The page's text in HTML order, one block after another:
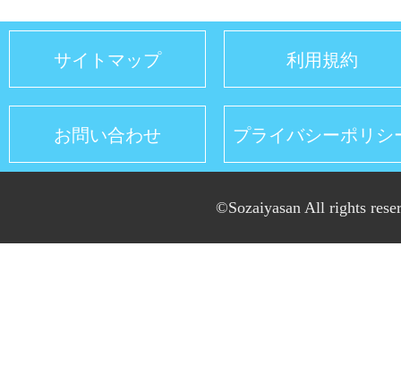
サイトマップ 利用規約
お問い合わせ プライバシーポリシ
©Sozaiyasan All rights